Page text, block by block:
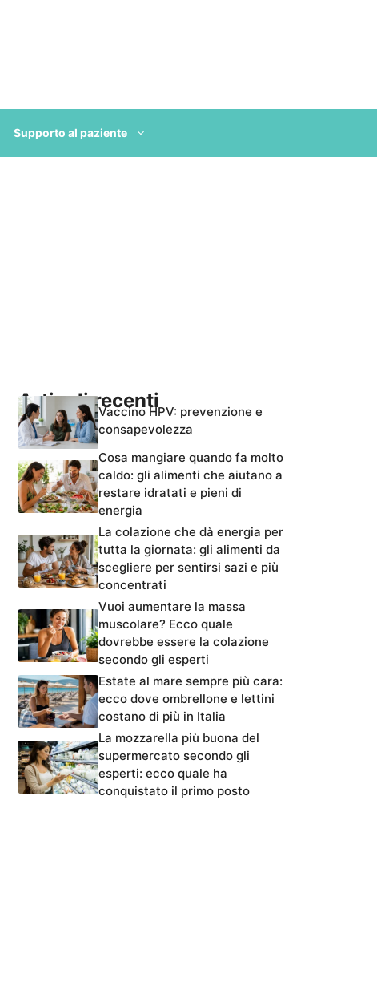
Supporto al paziente
Articoli recentiVaccino HPV: prevenzione e
consapevolezza
Cosa mangiare quando fa molto
caldo: gli alimenti che aiutano a
restare idratati e pieni di
energia
La colazione che dà energia per
tutta la giornata: gli alimenti da
scegliere per sentirsi sazi e più
concentrati
Vuoi aumentare la massa
muscolare? Ecco quale
dovrebbe essere la colazione
secondo gli esperti
Estate al mare sempre più cara:
ecco dove ombrellone e lettini
costano di più in Italia
La mozzarella più buona del
supermercato secondo gli
esperti: ecco quale ha
conquistato il primo posto